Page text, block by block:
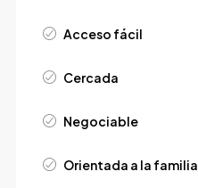
Acceso fácil
Cercada
Negociable
Orientada a la familia